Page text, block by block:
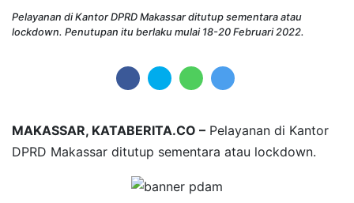
Pelayanan di Kantor DPRD Makassar ditutup sementara atau
lockdown. Penutupan itu berlaku mulai 18-20 Februari 2022.
MAKASSAR, KATABERITA.CO – Pelayanan di Kantor
DPRD Makassar ditutup sementara atau lockdown.